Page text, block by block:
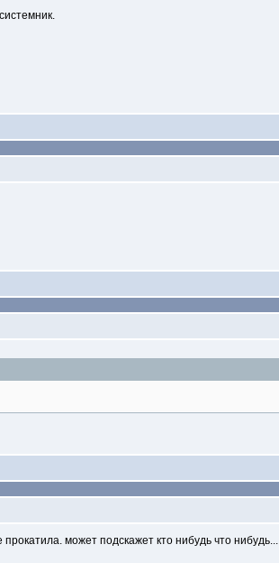
может подскажет кто нибудь что нибудь...